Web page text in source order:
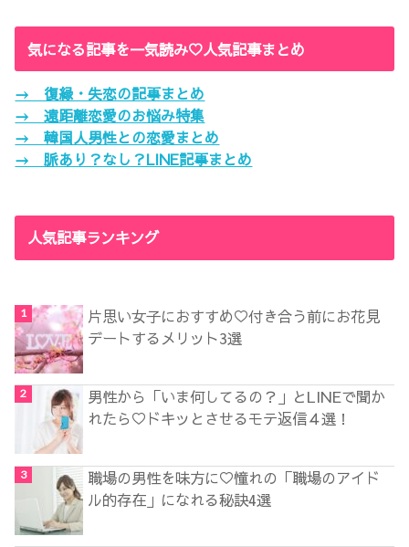
気になる記事を一気読み♡人気記事まとめ
→ 復縁・失恋の記事まとめ
→ 遠距離恋愛のお悩み特集
→ 韓国人男性との恋愛まとめ
→ 脈あり？なし？LINE記事まとめ
人気記事ランキング
片思い女子におすすめ♡付き合う前にお花見
デートするメリット3選
男性から「いま何してるの？」とLINEで聞か
れたら♡ドキッとさせるモテ返信４選！
職場の男性を味方に♡憧れの「職場のアイド
ル的存在」になれる秘訣4選